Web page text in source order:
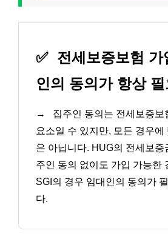
✅ 전세보증보험 가
인의 동의가 항상
→
집주인 동의는 전세보증보
요소일 수 있지만, 모든 경우에
은 아닙니다. HUG의 전세보증
주인 동의 없이도 가입 가능한
SGI의 경우 임대인의 동의가
다.